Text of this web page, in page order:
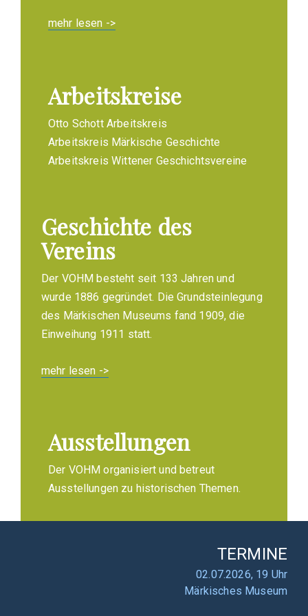
mehr lesen ->
Arbeitskreise
Otto Schott Arbeitskreis
Arbeitskreis Märkische Geschichte
Arbeitskreis Wittener Geschichtsvereine
Geschichte des
Vereins
Der VOHM besteht seit 133 Jahren und
wurde 1886 gegründet. Die Grundsteinlegung
des Märkischen Museums fand 1909, die
Einweihung 1911 statt.
mehr lesen ->
Ausstellungen
Der VOHM organisiert und betreut
Ausstellungen zu historischen Themen.
TERMINE
02.07.2026, 19 Uhr
Märkisches Museum